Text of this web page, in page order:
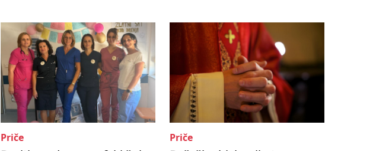
Priče Priče